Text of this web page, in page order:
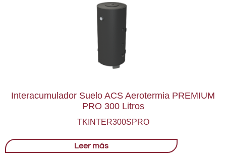
Interacumulador Suelo ACS Aerotermia PREMIUM
PRO 300 Litros
TKINTER300SPRO
Leer más